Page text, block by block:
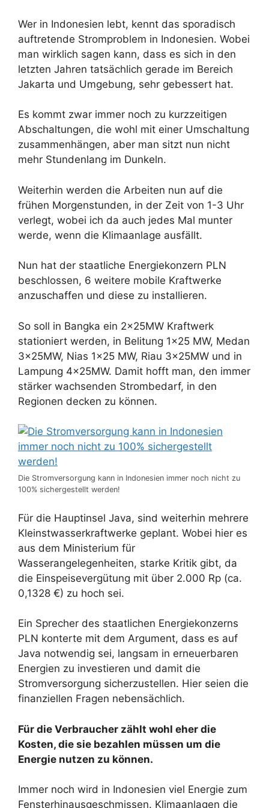
Wer in Indonesien lebt, kennt das sporadisch
auftretende Stromproblem in Indonesien. Wobei
man wirklich sagen kann, dass es sich in den
letzten Jahren tatsächlich gerade im Bereich
Jakarta und Umgebung, sehr gebessert hat.
Es kommt zwar immer noch zu kurzzeitigen
Abschaltungen, die wohl mit einer Umschaltung
zusammenhängen, aber man sitzt nun nicht
mehr Stundenlang im Dunkeln.
Weiterhin werden die Arbeiten nun auf die
frühen Morgenstunden, in der Zeit von 1-3 Uhr
verlegt, wobei ich da auch jedes Mal munter
werde, wenn die Klimaanlage ausfällt.
Nun hat der staatliche Energiekonzern PLN
beschlossen, 6 weitere mobile Kraftwerke
anzuschaffen und diese zu installieren.
So soll in Bangka ein 2x25MW Kraftwerk
stationiert werden, in Belitung 1×25 MW, Medan
3x25MW, Nias 1×25 MW, Riau 3x25MW und in
Lampung 4x25MW. Damit hofft man, den immer
stärker wachsenden Strombedarf, in den
Regionen decken zu können.
Die Stromversorgung kann in Indonesien immer noch nicht zu
100% sichergestellt werden!
Für die Hauptinsel Java, sind weiterhin mehrere
Kleinstwasserkraftwerke geplant. Wobei hier es
aus dem Ministerium für
Wasserangelegenheiten, starke Kritik gibt, da
die Einspeisevergütung mit über 2.000 Rp (ca.
0,1328 €) zu hoch sei.
Ein Sprecher des staatlichen Energiekonzerns
PLN konterte mit dem Argument, dass es auf
Java notwendig sei, langsam in erneuerbaren
Energien zu investieren und damit die
Stromversorgung sicherzustellen. Hier seien die
finanziellen Fragen nebensächlich.
Für die Verbraucher zählt wohl eher die
Kosten, die sie bezahlen müssen um die
Energie nutzen zu können.
Immer noch wird in Indonesien viel Energie zum
Fensterhinausgeschmissen. Klimaanlagen die